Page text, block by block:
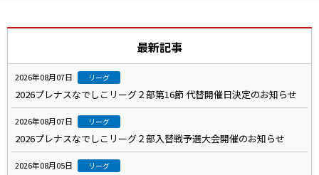
最新記事
2026年08月07日 リーグ
2026プレナスなでしこリーグ２部第16節 代替開催日決定のお知らせ
2026年08月07日 リーグ
2026プレナスなでしこリーグ２部入替戦予選大会開催のお知らせ
2026年08月05日 リーグ